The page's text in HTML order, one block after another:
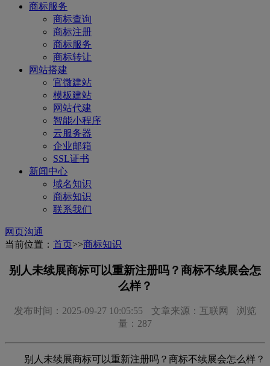
商标服务
商标查询
商标注册
商标服务
商标转让
网站搭建
官微建站
模板建站
网站代建
智能小程序
云服务器
企业邮箱
SSL证书
新闻中心
域名知识
商标知识
联系我们
网页沟通
当前位置： 首页>>商标知识
别人未续展商标可以重新注册吗？商标不续展会怎
么样？
发布时间：2025-09-27 10:05:55 文章来源：互联网
浏览
量：287
别人未续展商标可以重新注册吗？商标不续展会怎么样？